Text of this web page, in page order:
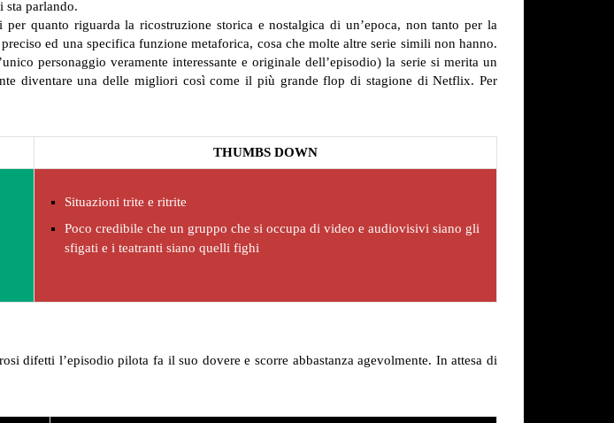
sta parlando.
quanto riguarda la ricostruzione storica e nostalgica di un’epoca, non tanto per la
ed una specifica funzione metaforica, cosa che molte altre serie simili non hanno.
personaggio veramente interessante e originale dell’episodio) la serie si merita un
diventare una delle migliori così come il più grande flop di stagione di Netflix. Per
THUMBS DOWN
Situazioni trite e ritrite
Poco credibile che un gruppo che si occupa di video e audiovisivi siano gli
sfigati e i teatranti siano quelli fighi
difetti l’episodio pilota fa il suo dovere e scorre abbastanza agevolmente. In attesa di